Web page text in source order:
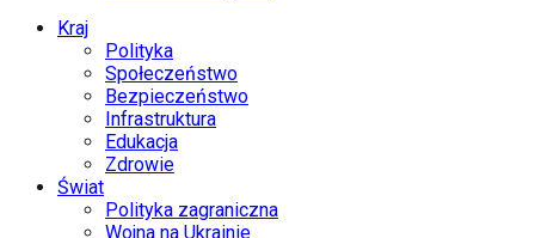
Kraj
Polityka
Społeczeństwo
Bezpieczeństwo
Infrastruktura
Edukacja
Zdrowie
Świat
Polityka zagraniczna
Wojna na Ukrainie